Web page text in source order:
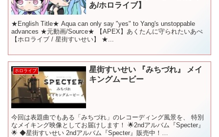
あ/ホロライブ】
★English Title★ Aqua can only say "yes" to Yang's unstoppable
advances ★元動画/Source★ 【APEX】あくたんに守られたいあぺ
【ホロライブ / 星街すいせい】 ★...
ホロライブ
星街すいせい 『みちづれ』 メイ
キングムービー
今回は表題曲でもある「みちづれ」のレコーディング風景を、 特別
なメイキング映像としてお届けします！ 🌟2ndアルバム『Specter』
🌟 ◆星街すいせい 2ndアルバム『Specter』販売中！